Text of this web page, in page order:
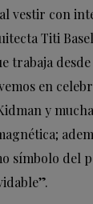
vestir con
Titi
trabaja
en
y
símbolo del